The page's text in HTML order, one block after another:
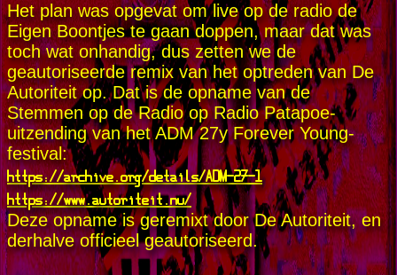
Het plan was opgevat om live op de radio de
Eigen Boontjes te gaan doppen, maar dat was
toch wat onhandig, dus zetten we de
geautoriseerde remix van het optreden van De
Autoriteit op. Dat is de opname van de
Stemmen op de Radio op Radio Patapoe-
uitzending van het ADM 27y Forever Young-
festival:
https://archive.org/details/ADM-27-1
https://www.autoriteit.nu/
Deze opname is geremixt door De Autoriteit, en
derhalve officieel geautoriseerd.